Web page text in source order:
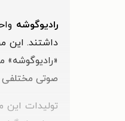
رادیوگوشه
داشتند. این
صوتی مختلفی
تولیدات این